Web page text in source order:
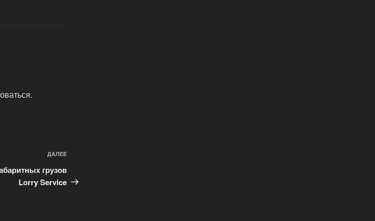
.
ДАЛЕЕ
грузов
Lorry Service